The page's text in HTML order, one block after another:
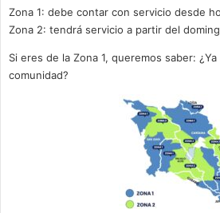
Zona 1: debe contar con servicio desde
Zona 2: tendrá servicio a partir del
Si eres de la Zona 1, queremos saber:
comunidad?